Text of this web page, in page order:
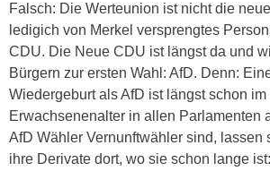
Falsch: Die Werteunion ist nicht die
ledigich von Merkel versprengtes
CDU. Die Neue CDU ist längst da und
Bürgern zur ersten Wahl: AfD. Denn:
Wiedergeburt als AfD ist längst schon
Erwachsenenalter in allen Parlamenten
AfD Wähler Vernunftwähler sind, lassen
ihre Derivate dort, wo sie schon lange